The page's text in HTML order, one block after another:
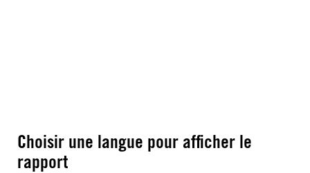
Choisir une langue pour afficher le
rapport